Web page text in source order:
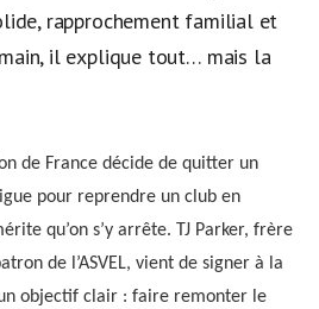
rapprochement familial et
il explique tout… mais la
de France décide de quitter un
pour reprendre un club en
qu’on s’y arrête. TJ Parker, frère
de l’ASVEL, vient de signer à la
objectif clair : faire remonter le